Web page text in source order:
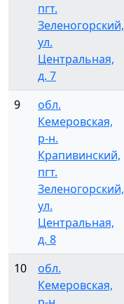
пгт.
Зеленогорский,
ул.
Центральная,
д. 7
9
обл.
Кемеровская,
р-н.
Крапивинский,
пгт.
Зеленогорский,
ул.
Центральная,
д. 8
10
обл.
Кемеровская,